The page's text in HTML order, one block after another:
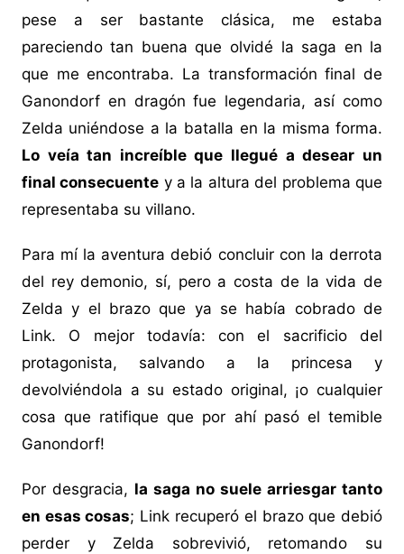
pese a ser bastante clásica, me estaba
pareciendo tan buena que olvidé la saga en la
que me encontraba. La transformación final de
Ganondorf en dragón fue legendaria, así como
Zelda uniéndose a la batalla en la misma forma.
Lo veía tan increíble que llegué a desear un
final consecuente y a la altura del problema que
representaba su villano.
Para mí la aventura debió concluir con la derrota
del rey demonio, sí, pero a costa de la vida de
Zelda y el brazo que ya se había cobrado de
Link. O mejor todavía: con el sacrificio del
protagonista, salvando a la princesa y
devolviéndola a su estado original, ¡o cualquier
cosa que ratifique que por ahí pasó el temible
Ganondorf!
Por desgracia, la saga no suele arriesgar tanto
en esas cosas; Link recuperó el brazo que debió
perder y Zelda sobrevivió, retomando su